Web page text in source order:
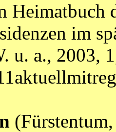
Heimatbuch
im
u. a., 2003,